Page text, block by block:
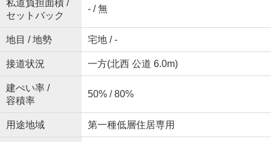
私道負担面積 /
セットバック
- / 無
地目 / 地勢 宅地 / -
接道状況 一方(北西 公道 6.0m)
建ぺい率 /
容積率
50% / 80%
用途地域 第一種低層住居専用